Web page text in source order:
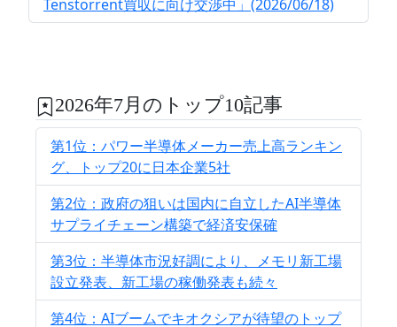
Tenstorrent買収に向け交渉中」(2026/06/18)
2026年7月のトップ10記事
第1位：パワー半導体メーカー売上高ランキン
グ、トップ20に日本企業5社
第2位：政府の狙いは国内に自立したAI半導体
サプライチェーン構築で経済安保確
第3位：半導体市況好調により、メモリ新工場
設立発表、新工場の稼働発表も続々
第4位：AIブームでキオクシアが待望のトップ